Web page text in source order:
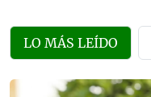
LO MÁS LEÍDO